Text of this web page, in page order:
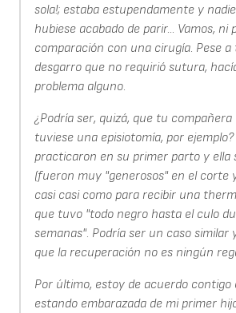
sola!; estaba estupendamente y
hubiese acabado de parir... Vamos, ni
comparación con una cirugía. Pese
desgarro que no requirió sutura,
problema alguno.
¿Podría ser, quizá, que tu
tuviese una episiotomía, por
practicaron en su primer parto y ella
(fueron muy "generosos" en el corte
casi casi como para recibir una
que tuvo "todo negro hasta el culo
semanas". Podría ser un caso similar
que la recuperación no es ningún
Por último, estoy de acuerdo contigo
estando embarazada de mi primer